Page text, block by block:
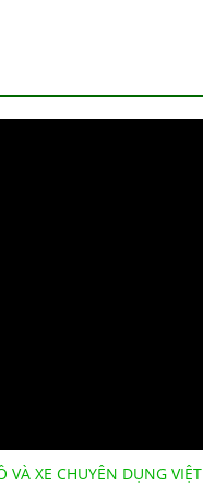
XE CHUYÊN DỤNG VIỆT